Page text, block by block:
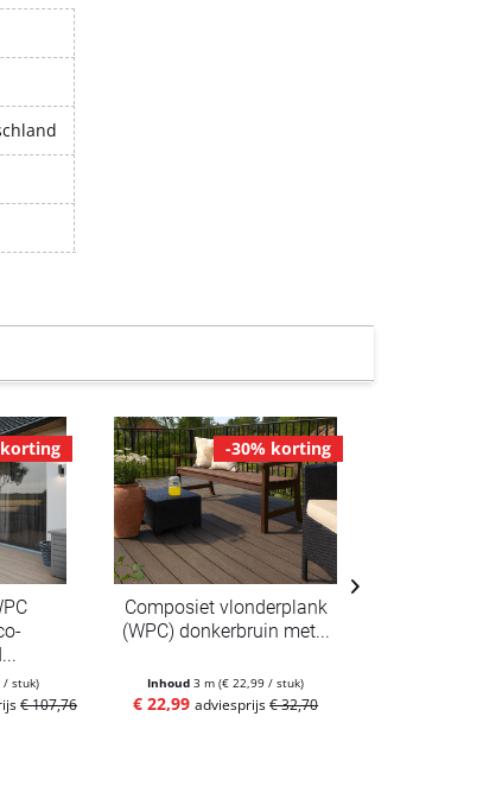
/ stuk)
€ 107,76
-30% korting
Composiet vlonderplank
(WPC) donkerbruin met...
Inhoud3 m(€ 22,99 / stuk)
€ 22,99 adviesprijs€ 32,70